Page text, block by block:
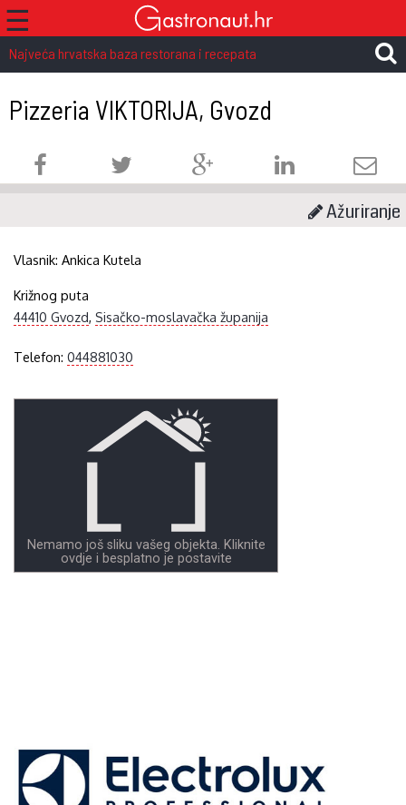
☰
Najveća hrvatska baza restorana i recepata
Pizzeria VIKTORIJA, Gvozd
Ažuriranje
Vlasnik:Ankica Kutela
Križnog puta
44410 Gvozd,Sisačko-moslavačka županija
Telefon:044881030
Nemamo još sliku vašeg objekta. Kliknite
ovdje i besplatno je postavite